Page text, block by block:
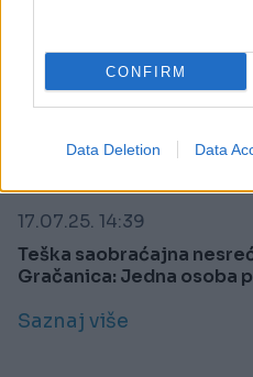
CONFIRM
Data Deletion Data
17.07.25. 14:39
Teška saobraćajna
Gračanica: Jedna osoba
Saznaj više